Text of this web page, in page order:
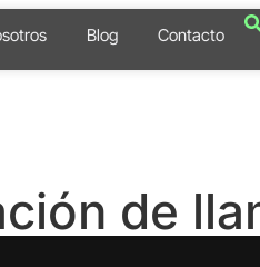
Blog Contacto
de